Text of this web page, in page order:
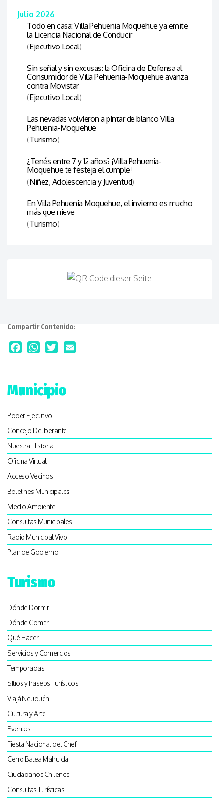
Julio 2026
Todo en casa: Villa Pehuenia Moquehue ya emite
la Licencia Nacional de Conducir
(Ejecutivo Local)
Sin señal y sin excusas: la Oficina de Defensa al
Consumidor de Villa Pehuenia-Moquehue avanza
contra Movistar
(Ejecutivo Local)
Las nevadas volvieron a pintar de blanco Villa
Pehuenia-Moquehue
(Turismo)
¿Tenés entre 7 y 12 años? ¡Villa Pehuenia-
Moquehue te festeja el cumple!
(Niñez, Adolescencia y Juventud)
En Villa Pehuenia Moquehue, el invierno es mucho
más que nieve
(Turismo)
Compartir Contenido:
Municipio
Poder Ejecutivo
Concejo Deliberante
Nuestra Historia
Oficina Virtual
Acceso Vecinos
Boletines Municipales
Medio Ambiente
Consultas Municipales
Radio Municipal Vivo
Plan de Gobierno
Turismo
Dónde Dormir
Dónde Comer
Qué Hacer
Servicios y Comercios
Temporadas
SItios y Paseos Turísticos
Viajá Neuquén
Cultura y Arte
Eventos
Fiesta Nacional del Chef
Cerro Batea Mahuida
Ciudadanos Chilenos
Consultas Turísticas